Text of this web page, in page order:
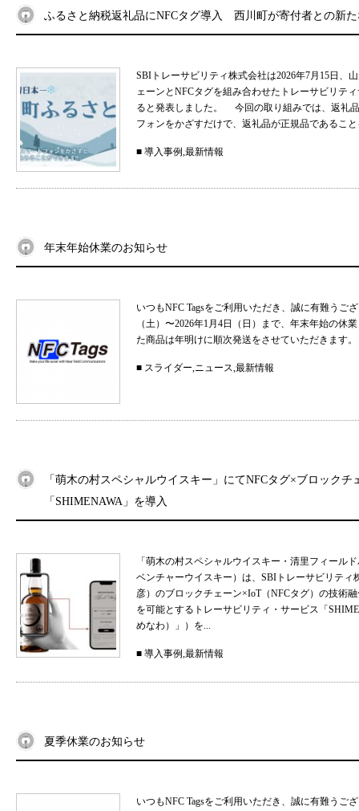
ふるさと納税返礼品にNFCタグ導入 西川町が寄付者との新
SBIトレーサビリティ株式会社は2026年7月15日、
ェーンとNFCタグを組み合わせたトレーサビリテ
ると発表しました。 今回の取り組みでは、返礼
フォンをかざすだけで、返礼品が正規品であるこ
■ 導入事例,最新情報
年末年始休業のお知らせ
いつもNFC Tagsをご利用いただき、誠に有難う
（土）〜2026年1月4日（日）まで、年末年始の
た商品は年明けに順次発送をさせていただきます
■ スライダー,ニュース,最新情報
「萌木の村スペシャルウイスキー」にてNFCタグ×ブロックチ
「SHIMENAWA」を導入
「萌木の村スペシャルウイスキー・清里フィール
ベンチャーウイスキー）は、SBIトレーサビリテ
彦）のブロックチェーン×IoT（NFCタグ）の技術
を可能とするトレーサビリティ・サービス「
めなわ）」）を...
■ 導入事例,最新情報
夏季休業のお知らせ
いつもNFC Tagsをご利用いただき、誠に有難う